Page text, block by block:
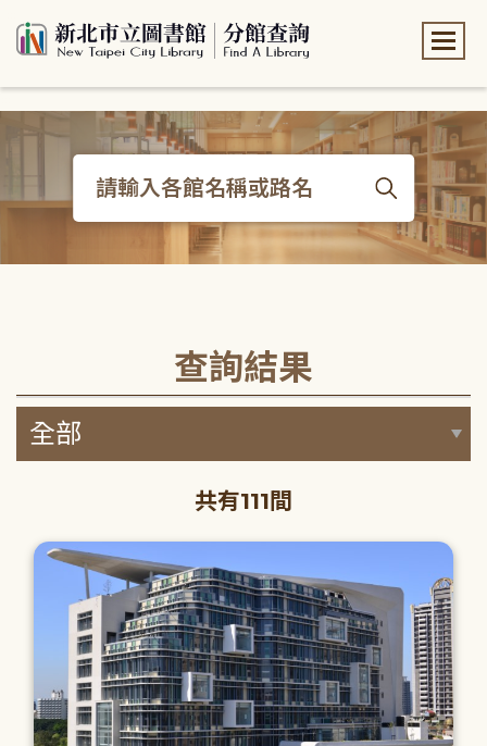
查詢結果
共有111間